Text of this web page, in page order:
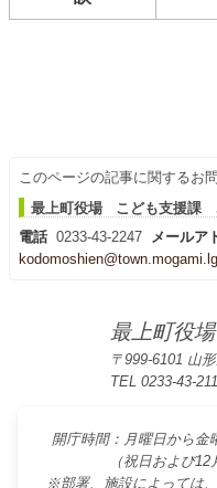
このページの記事に関するお
最上町役場 こども支援課
電話 0233-43-2247
メールア
最上町役場
〒999-6101 山
TEL 0233-43-
開庁時間：月曜日から金
（祝日および
※部署、施設によっては